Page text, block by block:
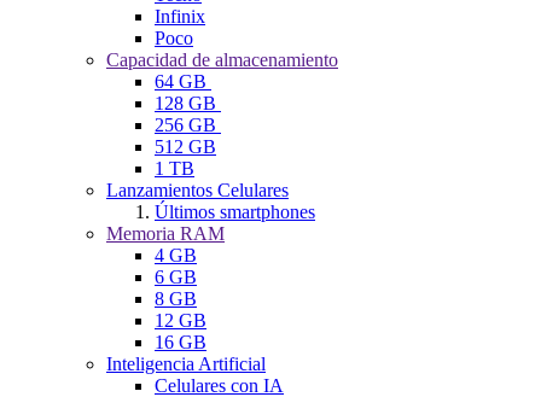
Infinix
Poco
Capacidad de almacenamiento
64 GB
128 GB
256 GB
512 GB
1 TB
Lanzamientos Celulares
Últimos smartphones
Memoria RAM
4 GB
6 GB
8 GB
12 GB
16 GB
Inteligencia Artificial
Celulares con IA